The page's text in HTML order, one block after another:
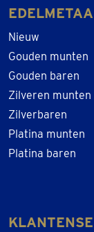
Nieuw
Gouden munten
Gouden baren
Zilveren munten
Zilverbaren
Platina munten
Platina baren